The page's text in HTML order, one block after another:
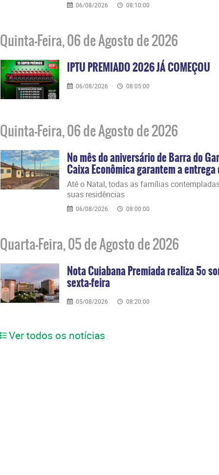
06/08/2026 08:10:00
Quinta-Feira, 06 de Agosto de 2026
IPTU PREMIADO 2026 JÁ COMEÇOU
06/08/2026 08:05:00
Quinta-Feira, 06 de Agosto de 2026
No mês do aniversário de Barra do
Caixa Econômica garantem a entrega
Até o Natal, todas as famílias
suas residências
06/08/2026 08:00:00
Quarta-Feira, 05 de Agosto de 2026
Nota Cuiabana Premiada realiza 5º
sexta-feira
05/08/2026 08:20:00
Ver todos os notícias